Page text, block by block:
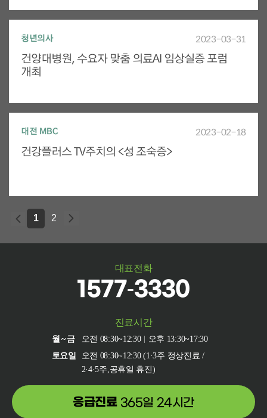
청년의사
건양대병원, 수요자 맞춤 의료AI 임상실증 포럼
개최
2023-03-31
대전 MBC
건강플러스 TV주치의 <성 조숙증>
2023-02-18
1 2
대표전화
1577-3330
진료시간
월~금 오전 08:30~12:30
오후 13:30~17:30
토요일
오전 08:30~12:30 (1·3주 정상진료 /
2·4·5주,공휴일 휴진)
응급진료 365일 24시간